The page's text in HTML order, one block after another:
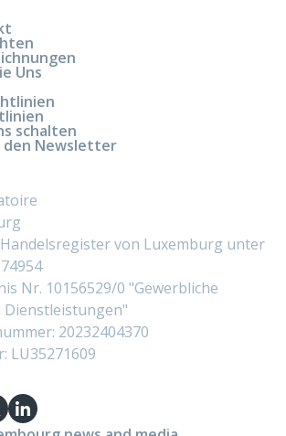
Uns
schalten
den Newsletter
von Luxemburg unter
Nr. 10156529/0 "Gewerbliche
20232404370
LU35271609